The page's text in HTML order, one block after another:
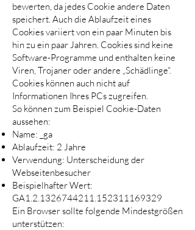
bewerten, da jedes Cookie andere Daten
speichert. Auch die Ablaufzeit eines
Cookies variiert von ein paar Minuten bis
hin zu ein paar Jahren. Cookies sind keine
Software-Programme und enthalten keine
Viren, Trojaner oder andere „Schädlinge“.
Cookies können auch nicht auf
Informationen Ihres PCs zugreifen.
So können zum Beispiel Cookie-Daten
aussehen:
Name: _ga
Ablaufzeit: 2 Jahre
Verwendung: Unterscheidung der
Webseitenbesucher
Beispielhafter Wert:
GA1.2.1326744211.152311169329
Ein Browser sollte folgende Mindestgrößen
unterstützen: